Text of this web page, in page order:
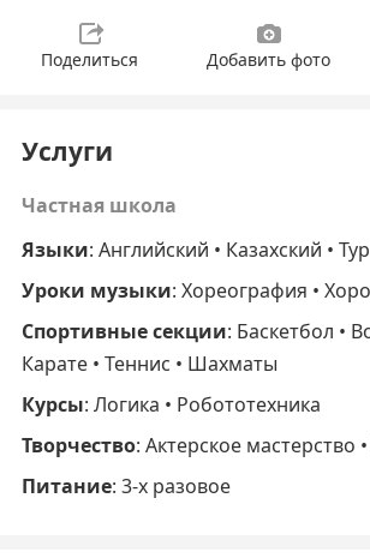
Поделиться Добавить фото
Услуги
Частная школа
Языки: Английский • Казахский •
Уроки музыки: Хореография •
Спортивные секции: Баскетбол •
Карате • Теннис • Шахматы
Курсы: Логика • Робототехника
Творчество: Актерское мастерство
Питание: 3-х разовое